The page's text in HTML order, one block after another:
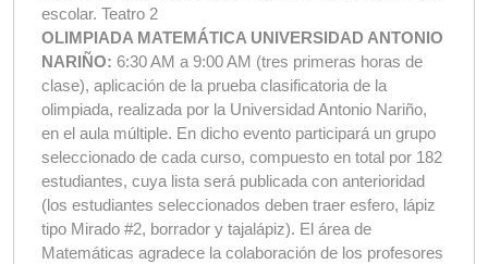
escolar. Teatro 2
OLIMPIADA MATEMÁTICA UNIVERSIDAD ANTONIO
NARIÑO: 6:30 AM a 9:00 AM (tres primeras horas de
clase), aplicación de la prueba clasificatoria de la
olimpiada, realizada por la Universidad Antonio Nariño,
en el aula múltiple. En dicho evento participará un grupo
seleccionado de cada curso, compuesto en total por 182
estudiantes, cuya lista será publicada con anterioridad
(los estudiantes seleccionados deben traer esfero, lápiz
tipo Mirado #2, borrador y tajalápiz). El área de
Matemáticas agradece la colaboración de los profesores